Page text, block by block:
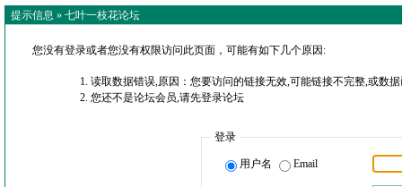
提示信息 » 七叶一枝花论坛
您没有登录或者您没有权限访问此页面，可能有如下几个原因:
读取数据错误,原因：您要访问的链接无效,可能链接不完整,或数
您还不是论坛会员,请先登录论坛
登录
用户名 Email